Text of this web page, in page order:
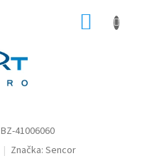
BZ-41006060
Značka: Sencor